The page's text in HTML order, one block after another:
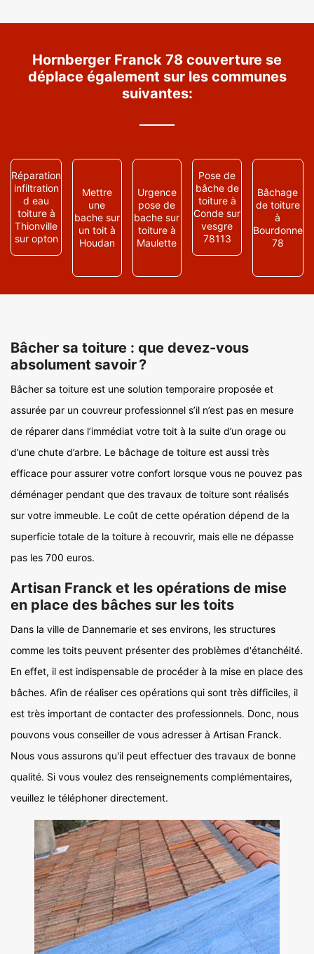
Hornberger Franck 78 couverture se
déplace également sur les communes
suivantes:
Réparation
infiltration
d eau
toiture à
Thionville
sur opton
Mettre
une
bache sur
un toit à
Houdan
Urgence
pose de
bache sur
toiture à
Maulette
Pose de
bâche de
toiture à
Conde sur
vesgre
78113
Bâchage
de toiture
à
Bourdonne
78
Bâcher sa toiture : que devez-vous
absolument savoir ?
Bâcher sa toiture est une solution temporaire proposée et
assurée par un couvreur professionnel s’il n’est pas en mesure
de réparer dans l’immédiat votre toit à la suite d’un orage ou
d’une chute d’arbre. Le bâchage de toiture est aussi très
efficace pour assurer votre confort lorsque vous ne pouvez pas
déménager pendant que des travaux de toiture sont réalisés
sur votre immeuble. Le coût de cette opération dépend de la
superficie totale de la toiture à recouvrir, mais elle ne dépasse
pas les 700 euros.
Artisan Franck et les opérations de mise
en place des bâches sur les toits
Dans la ville de Dannemarie et ses environs, les structures
comme les toits peuvent présenter des problèmes d'étanchéité.
En effet, il est indispensable de procéder à la mise en place des
bâches. Afin de réaliser ces opérations qui sont très difficiles, il
est très important de contacter des professionnels. Donc, nous
pouvons vous conseiller de vous adresser à Artisan Franck.
Nous vous assurons qu'il peut effectuer des travaux de bonne
qualité. Si vous voulez des renseignements complémentaires,
veuillez le téléphoner directement.